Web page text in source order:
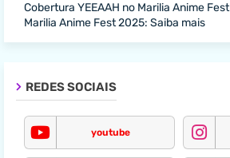
Cobertura YEEAAH no Marilia Anime Fest
Marilia Anime Fest 2025: Saiba mais
REDES SOCIAIS
youtube